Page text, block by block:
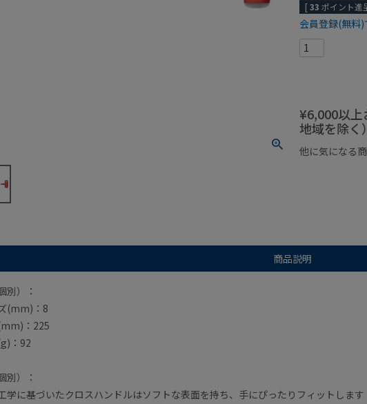
[33 ポイント進
会員登録(無料
¥6,000以
地域を除く）
他に気になる
商品説明
別）：
(mm)：8
：225
：92
別）：
学に基づいたクロスハンドルはソフトな表面を持ち、手にぴったりフィットします